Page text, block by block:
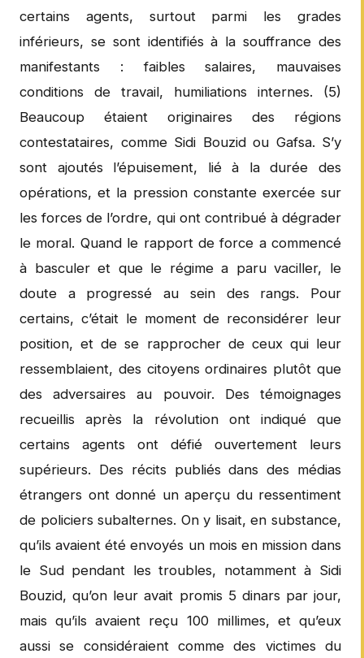
certains agents, surtout parmi les grades
inférieurs, se sont identifiés à la souffrance des
manifestants : faibles salaires, mauvaises
conditions de travail, humiliations internes. (5)
Beaucoup étaient originaires des régions
contestataires, comme Sidi Bouzid ou Gafsa. S’y
sont ajoutés l’épuisement, lié à la durée des
opérations, et la pression constante exercée sur
les forces de l’ordre, qui ont contribué à dégrader
le moral. Quand le rapport de force a commencé
à basculer et que le régime a paru vaciller, le
doute a progressé au sein des rangs. Pour
certains, c’était le moment de reconsidérer leur
position, et de se rapprocher de ceux qui leur
ressemblaient, des citoyens ordinaires plutôt que
des adversaires au pouvoir. Des témoignages
recueillis après la révolution ont indiqué que
certains agents ont défié ouvertement leurs
supérieurs. Des récits publiés dans des médias
étrangers ont donné un aperçu du ressentiment
de policiers subalternes. On y lisait, en substance,
qu’ils avaient été envoyés un mois en mission dans
le Sud pendant les troubles, notamment à Sidi
Bouzid, qu’on leur avait promis 5 dinars par jour,
mais qu’ils avaient reçu 100 millimes, et qu’eux
aussi se considéraient comme des victimes du